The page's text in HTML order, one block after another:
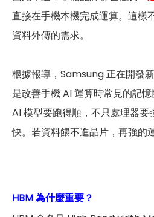
直接在手機本機完成運算。這樣
資料外傳的需求。
根據報導，Samsung 正在開發
是改善手機 AI 運算時常見的記
AI 模型要跑得順，不只處理器要
快。若資料餵不進晶片，再強的
HBM 為什麼重要？